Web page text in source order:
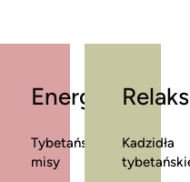
Energia
Tybetańskie
misy
Relaks
Kadzidła